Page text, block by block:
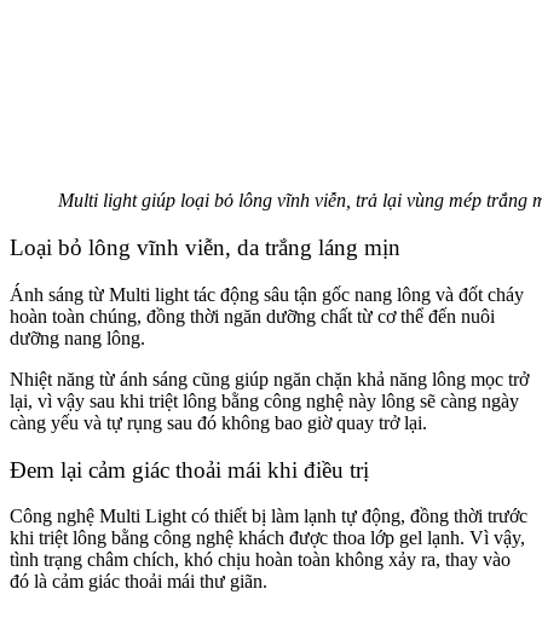
Multi light giúp loại bỏ lông vĩnh viễn, trả lại vùng mép trắng
Loại bỏ lông vĩnh viễn, da trắng láng mịn
Ánh sáng từ Multi light tác động sâu tận gốc nang lông và đốt cháy
hoàn toàn chúng, đồng thời ngăn dưỡng chất từ cơ thể đến nuôi
dưỡng nang lông.
Nhiệt năng từ ánh sáng cũng giúp ngăn chặn khả năng lông mọc trở
lại, vì vậy sau khi triệt lông bằng công nghệ này lông sẽ càng ngày
càng yếu và tự rụng sau đó không bao giờ quay trở lại.
Đem lại cảm giác thoải mái khi điều trị
Công nghệ Multi Light có thiết bị làm lạnh tự động, đồng thời trước
khi triệt lông bằng công nghệ khách được thoa lớp gel lạnh. Vì vậy,
tình trạng châm chích, khó chịu hoàn toàn không xảy ra, thay vào
đó là cảm giác thoải mái thư giãn.